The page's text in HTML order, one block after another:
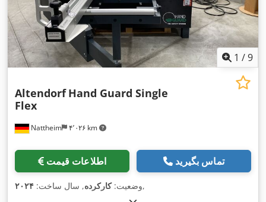
1 /9
Nattheim ۴٬۰۲۶ km
Altendorf Hand Guard Single
Flex
اطلاعات قیمت تماس بگیرید
وضعیت:کارکرده, سال ساخت: ۲۰۲۴ ,